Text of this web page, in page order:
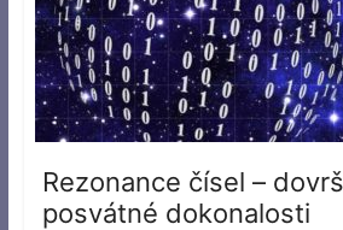
Rezonance čísel –
posvátné dokonalosti